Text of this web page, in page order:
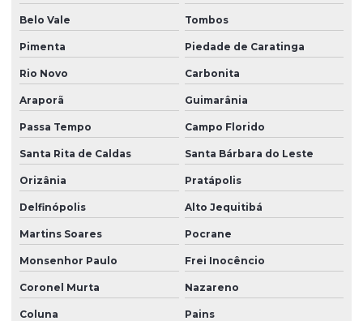
Belo Vale Tombos
Pimenta Piedade de Caratinga
Rio Novo Carbonita
Araporã Guimarânia
Passa Tempo Campo Florido
Santa Rita de Caldas Santa Bárbara do Leste
Orizânia Pratápolis
Delfinópolis Alto Jequitibá
Martins Soares Pocrane
Monsenhor Paulo Frei Inocêncio
Coronel Murta Nazareno
Coluna Pains